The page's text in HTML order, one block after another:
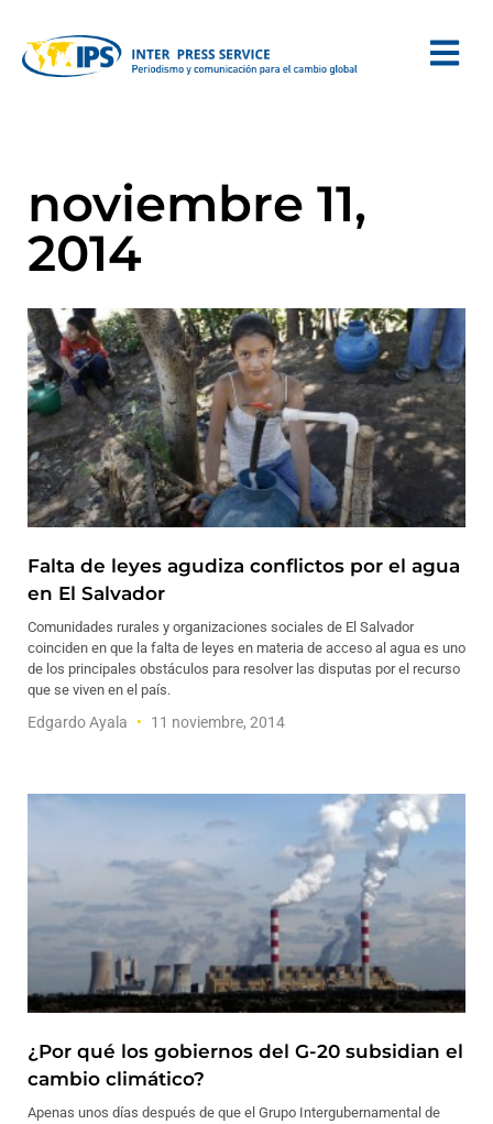
noviembre 11,
2014
Falta de leyes agudiza conflictos por el agua
en El Salvador
Comunidades rurales y organizaciones sociales de El Salvador
coinciden en que la falta de leyes en materia de acceso al agua es uno
de los principales obstáculos para resolver las disputas por el recurso
que se viven en el país.
Edgardo Ayala 11 noviembre, 2014
¿Por qué los gobiernos del G-20 subsidian el
cambio climático?
Apenas unos días después de que el Grupo Intergubernamental de